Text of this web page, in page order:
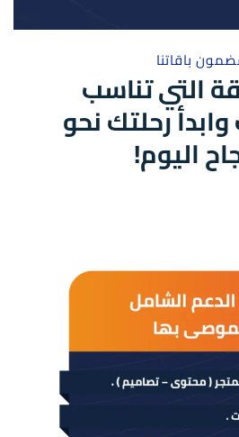
باقاتنا
التي تناسب
وابدأ رحلتك نحو
اليوم!